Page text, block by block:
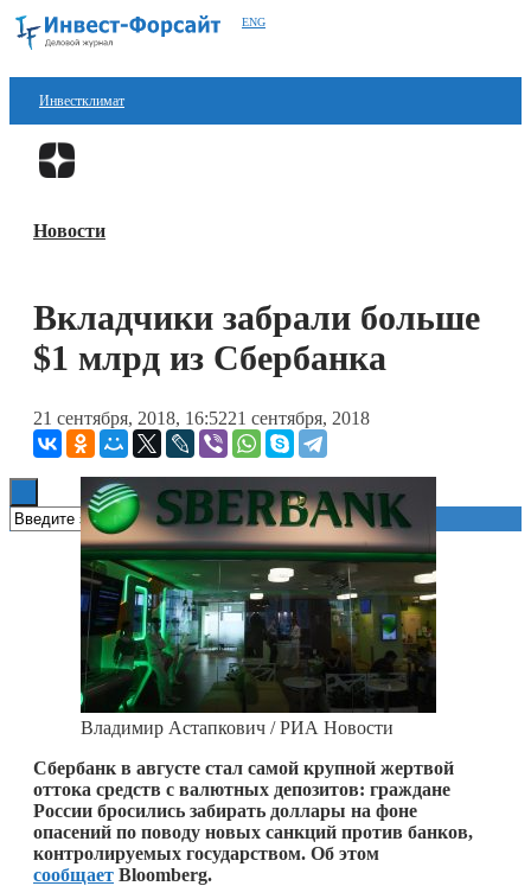
ENG
Инвестклимат
Финансы
Блокчейн
Книги
Новости
Вкладчики забрали больше
$1 млрд из Сбербанка
21 сентября, 2018, 16:5221 сентября, 2018
Владимир Астапкович / РИА Новости
Сбербанк в августе стал самой крупной жертвой
оттока средств с валютных депозитов: граждане
России бросились забирать доллары на фоне
опасений по поводу новых санкций против банков,
контролируемых государством. Об этом
сообщает Bloomberg.